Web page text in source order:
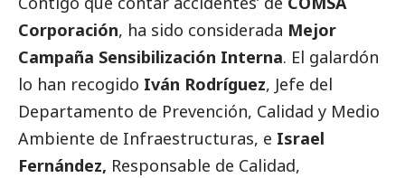
Corporación, ha sido considerada Mejor
Campaña Sensibilización Interna. El galardón
lo han recogido Iván Rodríguez, Jefe del
Departamento de Prevención, Calidad y Medio
Ambiente de Infraestructuras, e Israel
Fernández, Responsable de Calidad,